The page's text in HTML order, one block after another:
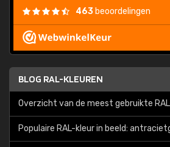
463 beoordelingen
BLOG RAL-KLEUREN
Overzicht van de meest gebruikte
Populaire RAL-kleur in beeld: